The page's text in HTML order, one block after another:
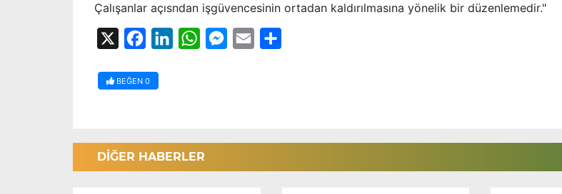
Çalışanlar açısndan işgüvencesinin ortadan kaldırılmasına yönelik bir düzenlemedir."
FacebookLinkedInWhatsAppMessenger
Email
BEĞEN 0
DİĞER HABERLER